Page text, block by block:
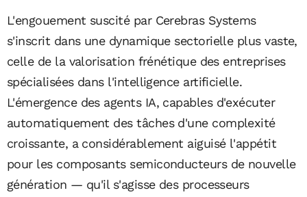
L'engouement suscité par Cerebras Systems
s'inscrit dans une dynamique sectorielle plus vaste,
celle de la valorisation frénétique des entreprises
spécialisées dans l'intelligence artificielle.
L'émergence des agents IA, capables d'exécuter
automatiquement des tâches d'une complexité
croissante, a considérablement aiguisé l'appétit
pour les composants semiconducteurs de nouvelle
génération — qu'il s'agisse des processeurs